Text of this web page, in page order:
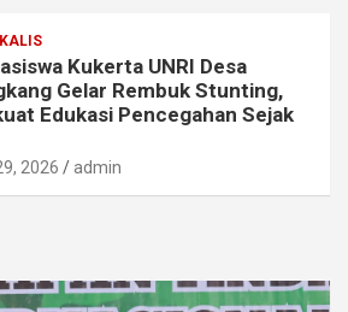
Kukerta UNRI Desa
Gelar Rembuk Stunting,
Edukasi Pencegahan Sejak
2026 admin